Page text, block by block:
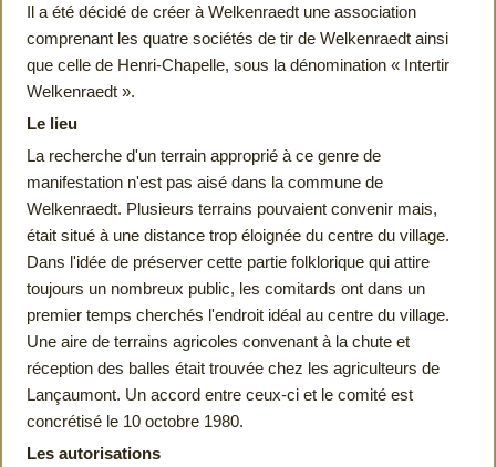
Il a été décidé de créer à Welkenraedt une association
comprenant les quatre sociétés de tir de Welkenraedt ainsi
que celle de Henri-­Chapelle, sous la dénomination « Intertir
Welkenraedt ».
Le lieu
La recherche d'un terrain approprié à ce genre de
manifestation n'est pas aisé dans la commune de
Welkenraedt. Plusieurs terrains pouvaient convenir mais,
était situé à une distance trop éloignée du centre du village.
Dans l'idée de préserver cette partie folklorique qui attire
toujours un nombreux public, les comitards ont dans un
premier temps cherchés l'endroit idéal au centre du village.
Une aire de terrains agricoles convenant à la chute et
réception des balles était trouvée chez les agriculteurs de
Lançaumont. Un accord entre ceux-ci et le comité est
concrétisé le 10 octobre 1980.
Les autorisations